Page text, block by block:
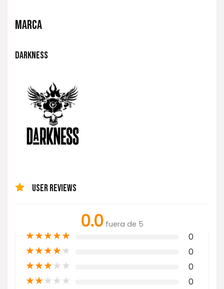
MARCA
DARKNESS
USER REVIEWS
0.0 fuera de 5
★★★★★ 0
★★★★★ 0
★★★★★ 0
★★★★★ 0